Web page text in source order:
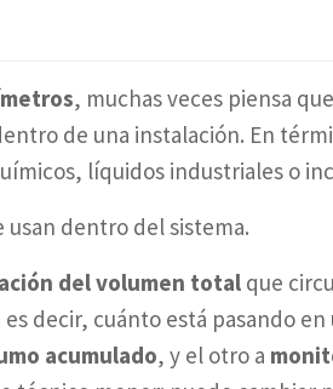
, muchas veces piensa
de una instalación. En
líquidos industriales o
usan dentro del sistema.
del volumen total que
es decir, cuánto está pasando
acumulado, y el otro a